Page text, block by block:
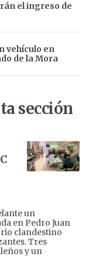
el ingreso de
vehículo en
de la Mora
sección
un
en Pedro Juan
clandestino
Tres
y un